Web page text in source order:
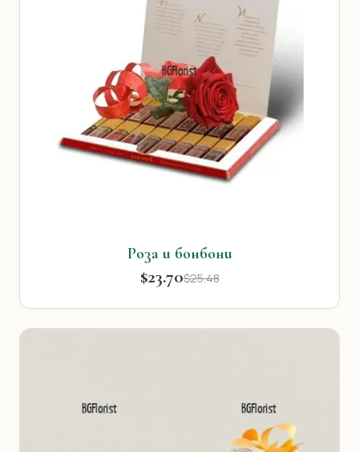
Роза и бонбони
$23.70$25.48